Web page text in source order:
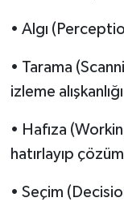
• Algı
• Tarama
izleme alışkanlığı
• Hafıza
hatırlayıp
• Seçim